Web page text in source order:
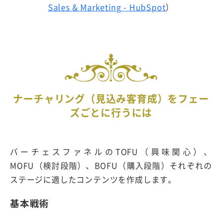
Sales & Marketing - HubSpot）
ナーチャリング（見込み客育成）をフェー
ズごとに行うには
バーチェスファネルのTOFU（興味関心）、
MOFU（検討段階）、BOFU（購入段階）それぞれの
ステージに適したコンテンツを作成します。
基本戦術